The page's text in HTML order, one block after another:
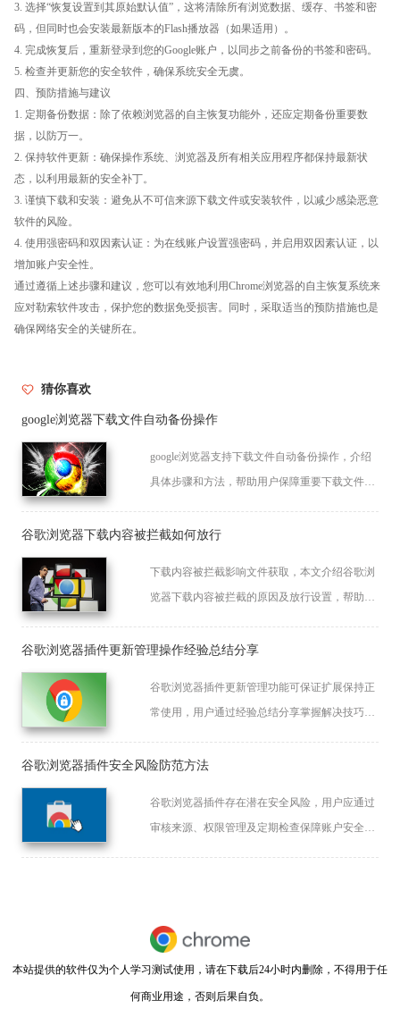
3. 选择“恢复设置到其原始默认值”，这将清除所有浏览数据、缓存、书签和密
码，但同时也会安装最新版本的Flash播放器（如果适用）。
4. 完成恢复后，重新登录到您的Google账户，以同步之前备份的书签和密码。
5. 检查并更新您的安全软件，确保系统安全无虞。
四、预防措施与建议
1. 定期备份数据：除了依赖浏览器的自主恢复功能外，还应定期备份重要数
据，以防万一。
2. 保持软件更新：确保操作系统、浏览器及所有相关应用程序都保持最新状
态，以利用最新的安全补丁。
3. 谨慎下载和安装：避免从不可信来源下载文件或安装软件，以减少感染恶意
软件的风险。
4. 使用强密码和双因素认证：为在线账户设置强密码，并启用双因素认证，以
增加账户安全性。
通过遵循上述步骤和建议，您可以有效地利用Chrome浏览器的自主恢复系统来
应对勒索软件攻击，保护您的数据免受损害。同时，采取适当的预防措施也是
确保网络安全的关键所在。
猜你喜欢
google浏览器下载文件自动备份操作
google浏览器支持下载文件自动备份操作，介绍
具体步骤和方法，帮助用户保障重要下载文件数
谷歌浏览器下载内容被拦截如何放行
下载内容被拦截影响文件获取，本文介绍谷歌浏
览器下载内容被拦截的原因及放行设置，帮助用
谷歌浏览器插件更新管理操作经验总结分享
谷歌浏览器插件更新管理功能可保证扩展保持正
常使用，用户通过经验总结分享掌握解决技巧，
谷歌浏览器插件安全风险防范方法
谷歌浏览器插件存在潜在安全风险，用户应通过
审核来源、权限管理及定期检查保障账户安全。
本站提供的软件仅为个人学习测试使用，请在下载后24小时内删除，不得用于任
何商业用途，否则后果自负。